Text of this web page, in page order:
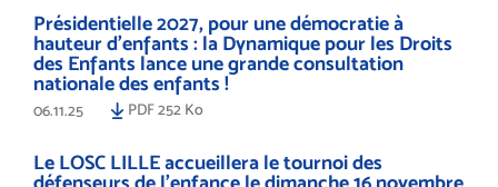
Présidentielle 2027, pour une démocratie à
hauteur d’enfants : la Dynamique pour les Droits
des Enfants lance une grande consultation
nationale des enfants !
06.11.25 PDF 252 Ko
Le LOSC LILLE accueillera le tournoi des
défenseurs de l'enfance le dimanche 16 novembre